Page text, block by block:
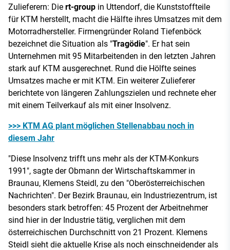
Zulieferern: Die rt-group in Uttendorf, die Kunststoffteile
für KTM herstellt, macht die Hälfte ihres Umsatzes mit dem
Motorradhersteller. Firmengründer Roland Tiefenböck
bezeichnet die Situation als "Tragödie". Er hat sein
Unternehmen mit 95 Mitarbeitenden in den letzten Jahren
stark auf KTM ausgerechnet. Rund die Hölfte seines
Umsatzes mache er mit KTM. Ein weiterer Zulieferer
berichtete von längeren Zahlungszielen und rechnete eher
mit einem Teilverkauf als mit einer Insolvenz.
>>> KTM AG plant möglichen Stellenabbau noch in
diesem Jahr
"Diese Insolvenz trifft uns mehr als der KTM-Konkurs
1991", sagte der Obmann der Wirtschaftskammer in
Braunau, Klemens Steidl, zu den "Oberösterreichischen
Nachrichten". Der Bezirk Braunau, ein Industriezentrum, ist
besonders stark betroffen: 45 Prozent der Arbeitnehmer
sind hier in der Industrie tätig, verglichen mit dem
österreichischen Durchschnitt von 21 Prozent. Klemens
Steidl sieht die aktuelle Krise als noch einschneidender als